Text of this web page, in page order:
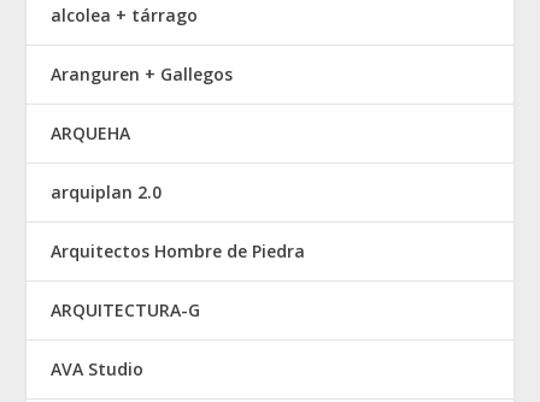
alcolea + tárrago
Aranguren + Gallegos
ARQUEHA
arquiplan 2.0
Arquitectos Hombre de Piedra
ARQUITECTURA-G
AVA Studio